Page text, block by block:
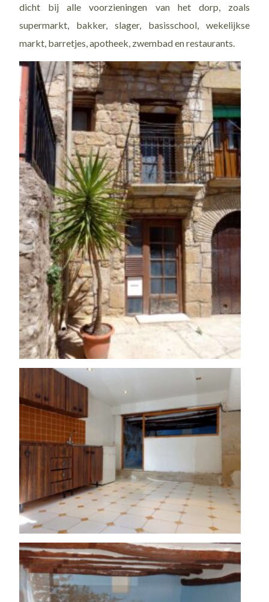
dicht bij alle voorzieningen van het dorp, zoals
supermarkt, bakker, slager, basisschool, wekelijkse
markt, barretjes, apotheek, zwembad en restaurants.